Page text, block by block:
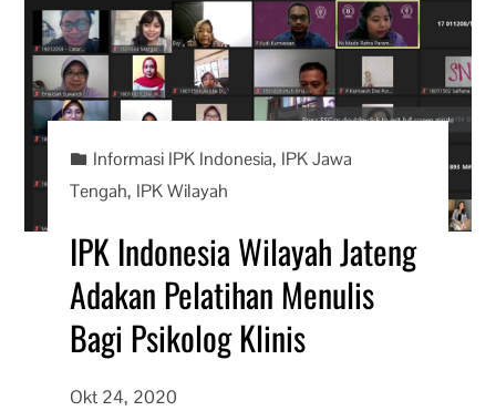
Informasi IPK Indonesia, IPK Jawa
Tengah, IPK Wilayah
IPK Indonesia Wilayah Jateng
Adakan Pelatihan Menulis
Bagi Psikolog Klinis
Okt 24, 2020